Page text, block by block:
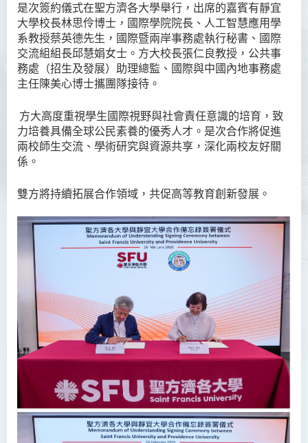
是次簽約儀式在聖方濟各大學舉行，出席的嘉賓有靜宜
大學校長林思伶博士，國際學院院長、人工智慧應用學
系教授蔡英德先生，國際暨兩岸事務處執行秘書、國際
交流組組長邱慧娟女士。方大校長張仁良教授，公共事
務處（招生及發展）助理總監、國際與中國內地事務處
主任陳美心博士攜團隊接待。
方大高度重視學生國際視野與社會責任意識的培育，致
力培養具備全球公民素養的優秀人才。是次合作將促進
兩校師生交流、學術研究與資源共享，深化兩校友好關
係。
雙方將持續拓展合作領域，共促高等教育創新發展。
方大文化大使計劃
感言分享